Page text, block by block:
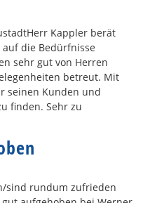
Kappler berät
die Bedürfnisse
sehr gut von Herren
betreut. Mit
seinen Kunden und
finden. Sehr zu
sind rundum zufrieden